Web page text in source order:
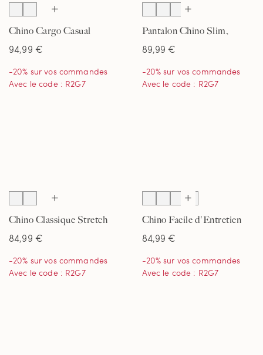
Chino Cargo Casual
Homme
94,99 €
-20% sur vos commandes
Avec le code : R2G7
Pantalon Chino Slim,
89,99 €
-20% sur vos commandes
Avec le code : R2G7
Chino Classique Stretch
Mesure, Homme
84,99 €
-20% sur vos commandes
Avec le code : R2G7
Chino Facile d'Entretien
Pinces, Homme
84,99 €
-20% sur vos commandes
Avec le code : R2G7